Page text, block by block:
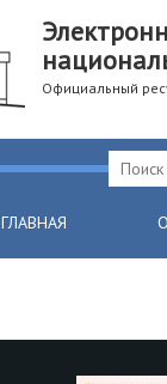
Официальный
ГЛАВНАЯ